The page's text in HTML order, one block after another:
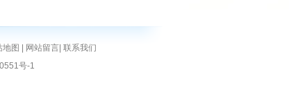
地图 | 网站留言| 联系我们
号-1